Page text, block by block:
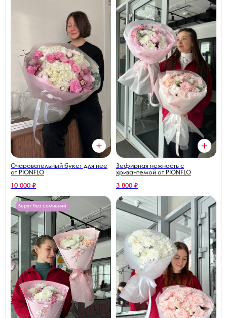
Очаровательный букет для нее
от PIONFLO
10 000 ₽
Зефирная нежность с
хризантемой от PIONFLO
3 800 ₽
Берут без сомнений